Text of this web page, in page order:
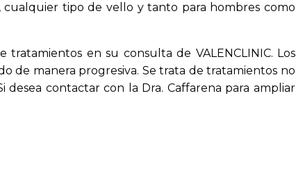
tipo de vello y tanto para hombres como
tratamientos en su consulta de VALENCLINIC. Los
de manera progresiva. Se trata de tratamientos no
desea contactar con la Dra. Caffarena para ampliar